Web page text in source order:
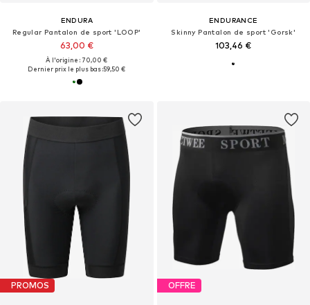
ENDURA
Regular Pantalon de sport 'LOOP'
63,00 €
À l'origine : 70,00 €
Dernier prix le plus bas :59,50 €
ENDURANCE
Skinny Pantalon de sport 'Gorsk'
103,46 €
PROMOS OFFRE